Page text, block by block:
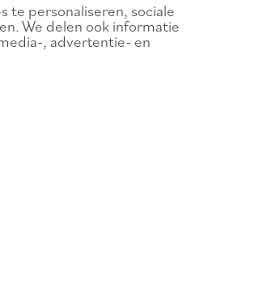
te personaliseren, sociale
We delen ook informatie
, advertentie- en